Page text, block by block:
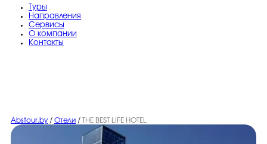
Туры
Направления
Сервисы
O компании
Контакты
Abstour.by / Отели / THE BEST LIFE HOTEL